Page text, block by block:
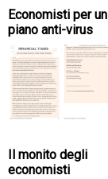
Economisti per un
piano anti-virus
Il monito degli
economisti